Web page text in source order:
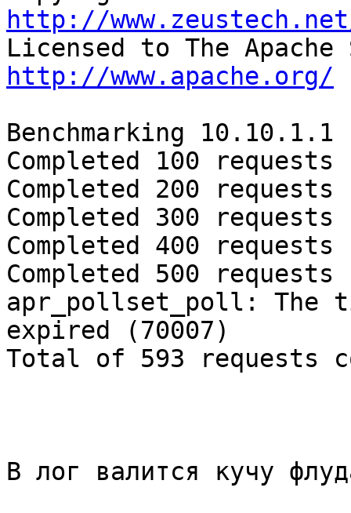
http://
http://www.apache.org/
Benchmarking
Completed 100 requests
Completed 200 requests
Completed 300 requests
Completed 400 requests
Completed 500 requests
apr_pollset_poll: The
expired (70007)
Total of 593 requests
В лог валится кучу